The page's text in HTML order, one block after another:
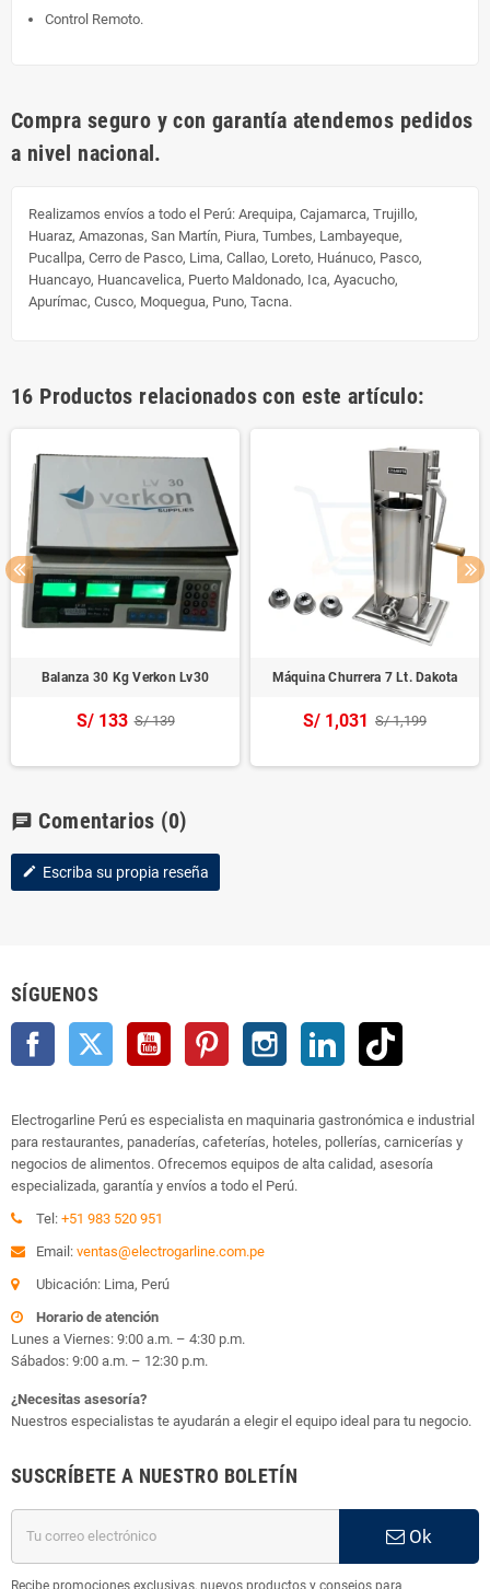
Control Remoto.
Compra seguro y con garantía atendemos pedidos
a nivel nacional.
Realizamos envíos a todo el Perú: Arequipa, Cajamarca, Trujillo,
Huaraz, Amazonas, San Martín, Piura, Tumbes, Lambayeque,
Pucallpa, Cerro de Pasco, Lima, Callao, Loreto, Huánuco, Pasco,
Huancayo, Huancavelica, Puerto Maldonado, Ica, Ayacucho,
Apurímac, Cusco, Moquegua, Puno, Tacna.
16 Productos relacionados con este artículo:
Balanza 30 Kg Verkon Lv30
S/ 133 S/ 139
Máquina Churrera 7 Lt. Dakota
S/ 1,031 S/ 1,199
chat Comentarios (0)
edit Escriba su propia reseña
SÍGUENOS
Facebook Twitter YouTube Pinterest Instagram LinkedIn
Electrogarline Perú es especialista en maquinaria gastronómica e industrial
para restaurantes, panaderías, cafeterías, hoteles, pollerías, carnicerías y
negocios de alimentos. Ofrecemos equipos de alta calidad, asesoría
especializada, garantía y envíos a todo el Perú.
Tel: +51 983 520 951
Email: ventas@electrogarline.com.pe
Ubicación: Lima, Perú
Horario de atención
Lunes a Viernes: 9:00 a.m. – 4:30 p.m.
Sábados: 9:00 a.m. – 12:30 p.m.
¿Necesitas asesoría?
Nuestros especialistas te ayudarán a elegir el equipo ideal para tu negocio.
SUSCRÍBETE A NUESTRO BOLETÍN
Ok
Recibe promociones exclusivas, nuevos productos y consejos para